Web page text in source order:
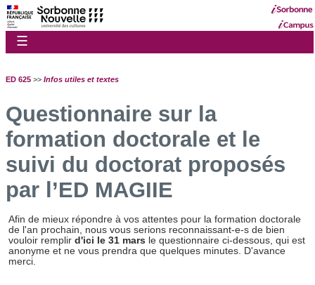
☰
ED 625 >> Infos utiles et textes
Questionnaire sur la
formation doctorale et le
suivi du doctorat proposés
par l’ED MAGIIE
Afin de mieux répondre à vos attentes pour la formation doctorale
de l'an prochain, nous vous serions reconnaissant-e-s de bien
vouloir remplird'ici le 31 mars le questionnaire ci-dessous, qui est
anonyme et ne vous prendra que quelques minutes. D'avance
merci.